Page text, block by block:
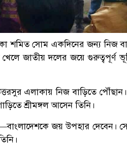
শমিত সোম একদিনের জন্য নিজ
খেলে জাতীয় দলের জয়ে গুরুত্বপূর্ণ
এলাকায় নিজ বাড়িতে
শ্রীমঙ্গল আসেন তিনি।
জয় উপহার দেবেন।